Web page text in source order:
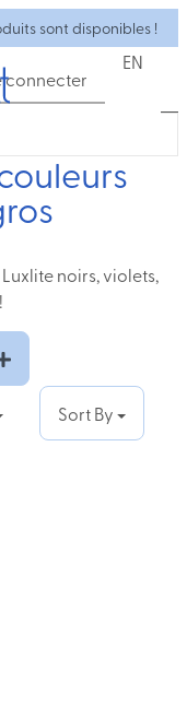
sont disponibles !
connecter
EN
noirs, violets,
Sort By